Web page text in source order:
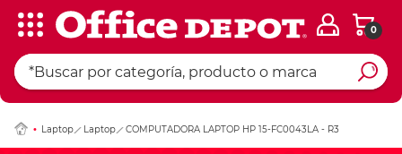
0
Laptop Laptop COMPUTADORA LAPTOP HP 15-FC0043LA - R3
Ingresar Codigo